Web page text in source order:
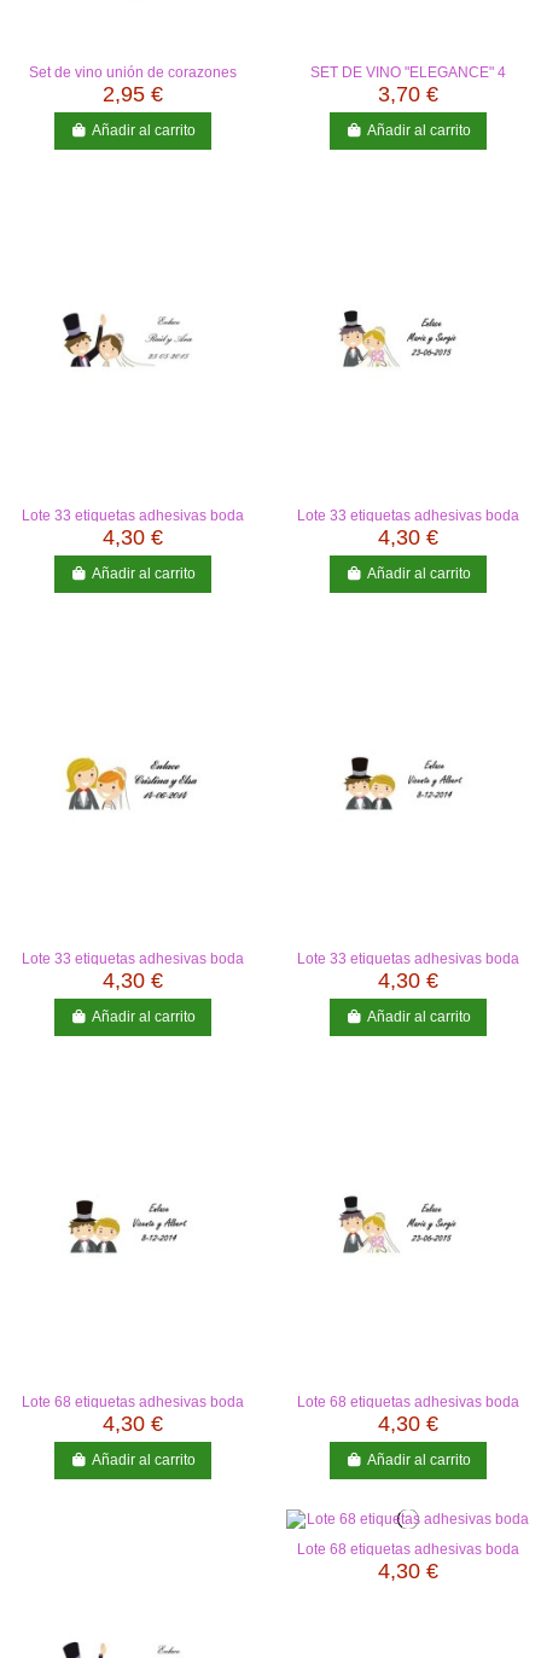
Set de vino unión de corazones
2,95 €
Añadir al carrito
SET DE VINO "ELEGANCE" 4
PIEZAS
3,70 €
Añadir al carrito
Lote 33 etiquetas adhesivas boda
4,30 €
Añadir al carrito
Lote 33 etiquetas adhesivas boda
4,30 €
Añadir al carrito
Lote 33 etiquetas adhesivas boda
4,30 €
Añadir al carrito
Lote 33 etiquetas adhesivas boda
4,30 €
Añadir al carrito
Lote 68 etiquetas adhesivas boda
4,30 €
Añadir al carrito
Lote 68 etiquetas adhesivas boda
4,30 €
Añadir al carrito
Lote 68 etiquetas adhesivas boda
4,30 €